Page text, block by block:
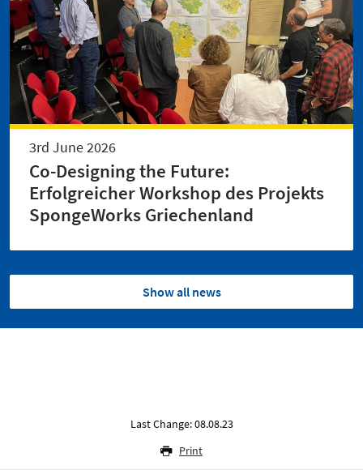
3rd June 2026
Co-Designing the Future:
Erfolgreicher Workshop des Projekts
SpongeWorks Griechenland
Show all news
Last Change: 08.08.23
Print